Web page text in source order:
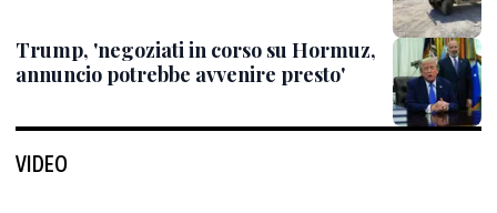
Trump, 'negoziati in corso su Hormuz,
annuncio potrebbe avvenire presto'
VIDEO